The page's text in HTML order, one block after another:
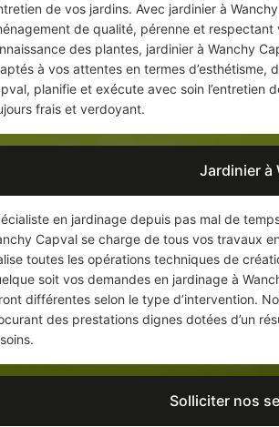
de vos jardins. Avec jardinier à
de qualité, pérenne et
des plantes, jardinier à Wanchy
à vos attentes en termes d’esthétisme,
planifie et exécute avec soin l’entretien
frais et verdoyant.
Jardinier à
en jardinage depuis pas mal de
Capval se charge de tous vos travaux
toutes les opérations techniques de
soit vos demandes en jardinage à
différentes selon le type d’intervention.
des prestations dignes dotées d’un
Solliciter nos